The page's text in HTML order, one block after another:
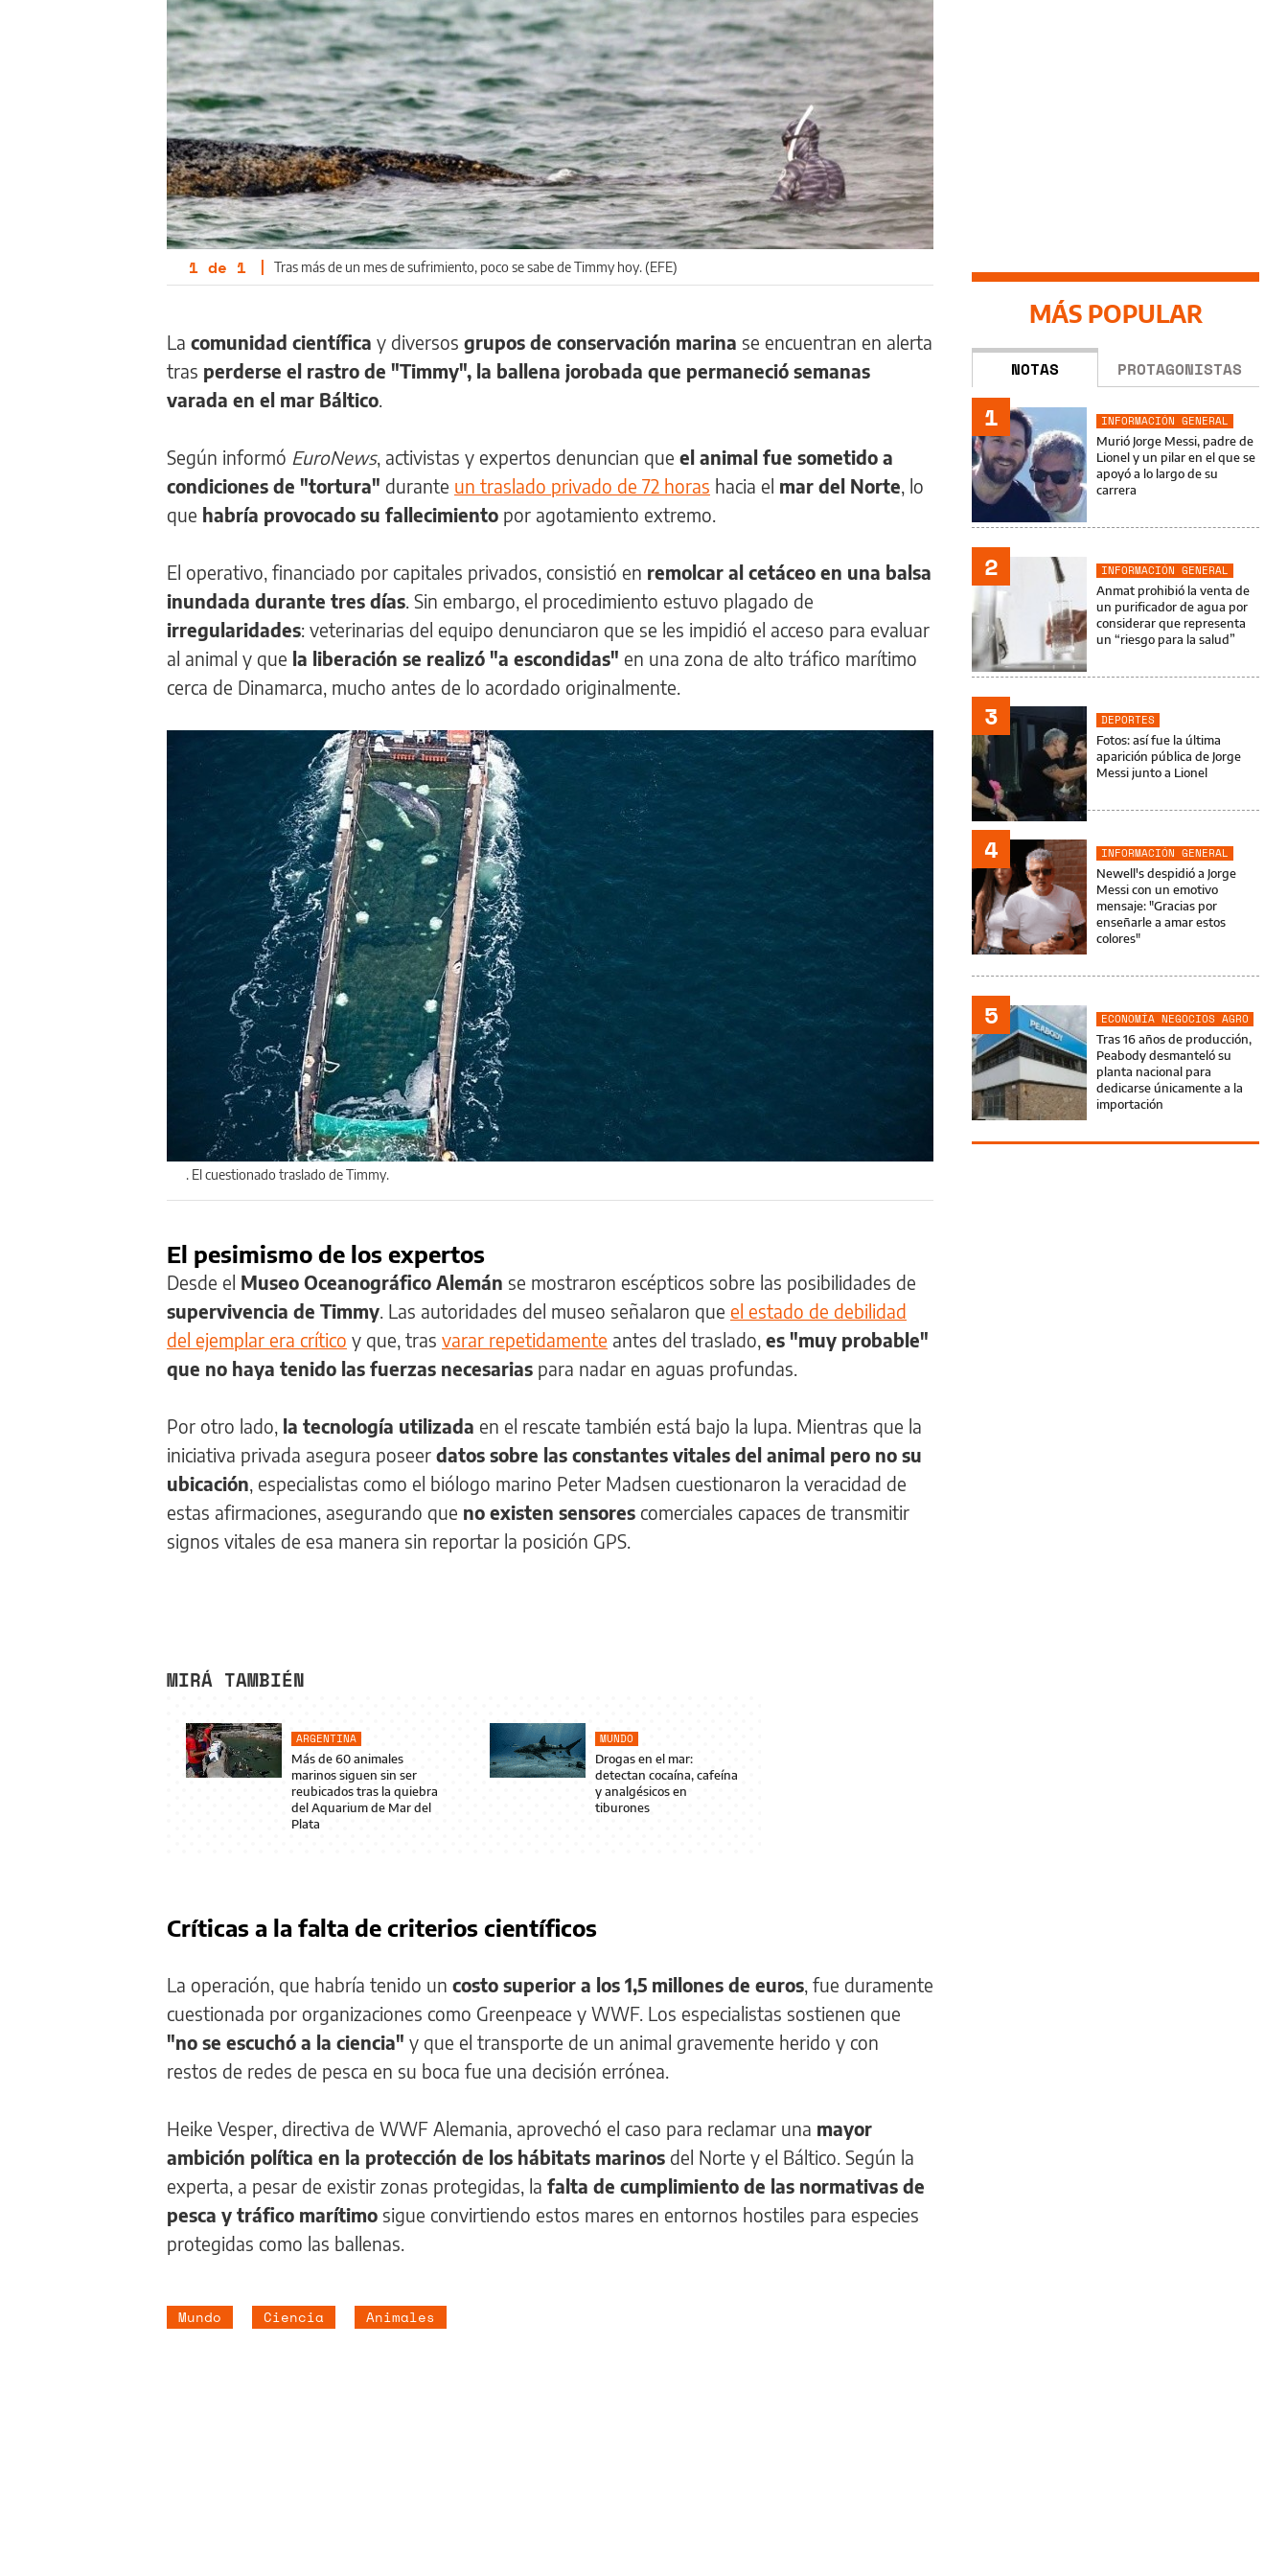
1 de 1 | Tras más de un mes de sufrimiento, poco se sabe de Timmy hoy. (EFE)
La comunidad científica y diversos grupos de conservación marina se encuentran en alerta
tras perderse el rastro de "Timmy", la ballena jorobada que permaneció semanas
varada en el mar Báltico
Según informó EuroNews, activistas y expertos denuncian que el animal fue sometido a
condiciones de "tortura" durante un traslado privado de 72 horas hacia el mar del Norte , lo
que habría provocado su fallecimiento por agotamiento extremo.
El operativo, financiado por capitales privados, consistió en remolcar al cetáceo en una balsa
inundada durante tres días . Sin embargo, el procedimiento estuvo plagado de
irregularidades: veterinarias del equipo denunciaron que se les impidió el acceso para evaluar
al animal y que la liberación se realizó "a escondidas" en una zona de alto tráfico marítimo
cerca de Dinamarca, mucho antes de lo acordado originalmente.
. El cuestionado traslado de Timmy.
El pesimismo de los expertos
Desde el Museo Oceanográfico Alemán se mostraron escépticos sobre las posibilidades de
supervivencia de Timmy . Las autoridades del museo señalaron que el estado de debilidad
del ejemplar era crítico y que, tras varar repetidamente antes del traslado, es "muy probable"
que no haya tenido las fuerzas necesarias para nadar en aguas profundas.
Por otro lado, la tecnología utilizada en el rescate también está bajo la lupa. Mientras que la
iniciativa privada asegura poseer datos sobre las constantes vitales del animal pero no su
ubicación , especialistas como el biólogo marino Peter Madsen cuestionaron la veracidad de
estas afirmaciones, asegurando que no existen sensores comerciales capaces de transmitir
signos vitales de esa manera sin reportar la posición GPS.
MIRÁ TAMBIÉN
ARGENTINA
Más de 60 animales
marinos siguen sin ser
reubicados tras la quiebra
del Aquarium de Mar del
Plata
MUNDO
Drogas en el mar:
detectan cocaína, cafeína
y analgésicos en
tiburones
Críticas a la falta de criterios científicos
La operación, que habría tenido un costo superior a los 1,5 millones de euros , fue duramente
cuestionada por organizaciones como Greenpeace y WWF. Los especialistas sostienen que
"no se escuchó a la ciencia" y que el transporte de un animal gravemente herido y con
restos de redes de pesca en su boca fue una decisión errónea.
Heike Vesper, directiva de WWF Alemania, aprovechó el caso para reclamar una mayor
ambición política en la protección de los hábitats marinos del Norte y el Báltico. Según la
experta, a pesar de existir zonas protegidas, la falta de cumplimiento de las normativas de
pesca y tráfico marítimo sigue convirtiendo estos mares en entornos hostiles para especies
protegidas como las ballenas.
Mundo Ciencia Animales
MÁS POPULAR
NOTAS PROTAGONISTAS
1
INFORMACIÓN GENERAL
Murió Jorge Messi, padre de
Lionel y un pilar en el que se
apoyó a lo largo de su
carrera
2
INFORMACIÓN GENERAL
Anmat prohibió la venta de
un purificador de agua por
considerar que representa
un “riesgo para la salud”
3
DEPORTES
Fotos: así fue la última
aparición pública de Jorge
Messi junto a Lionel
4
INFORMACIÓN GENERAL
Newell's despidió a Jorge
Messi con un emotivo
mensaje: "Gracias por
enseñarle a amar estos
colores"
5
ECONOMÍA NEGOCIOS AGRO
Tras 16 años de producción,
Peabody desmanteló su
planta nacional para
dedicarse únicamente a la
importación